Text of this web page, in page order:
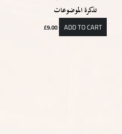
تذكرة الموضوعات
£9.00 ADD TO CART